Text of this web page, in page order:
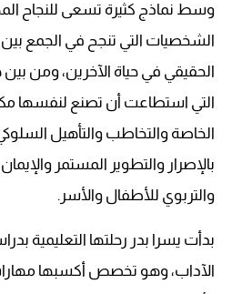
وسط نماذج كثيرة تسعى للنجاح
الشخصيات التي تنجح في الجمع بين
الحقيقي في حياة الآخرين، ومن بين
التي استطاعت أن تصنع لنفسها
الخاصة والتخاطب والتأهيل
بالإصرار والتطوير المستمر
والتربوي للأطفال والأسر.
بدأت يسرا بدر رحلتها التعليمية
الآداب، وهو تخصص أكسبها